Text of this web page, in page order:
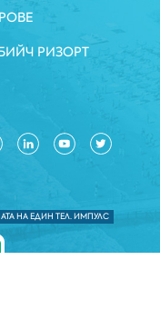
РИЗОРТ
НА ЕДИН ТЕЛ. ИМПУЛС